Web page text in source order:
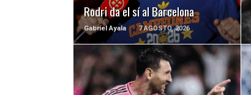
Rodri da el sí al Barcelona
Gabriel Ayala 7 AGOSTO, 2026